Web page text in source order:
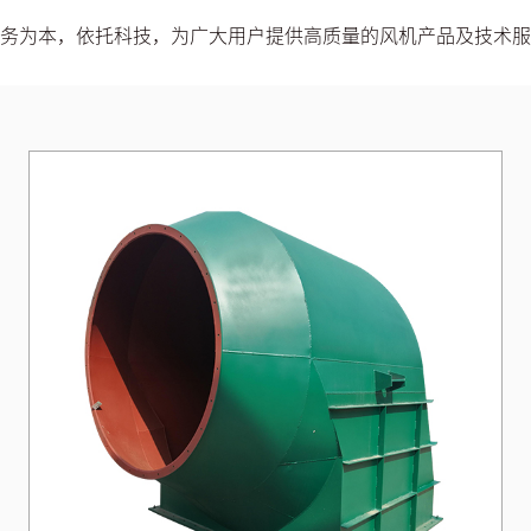
为本，依托科技，为广大用户提供高质量的风机产品及技术